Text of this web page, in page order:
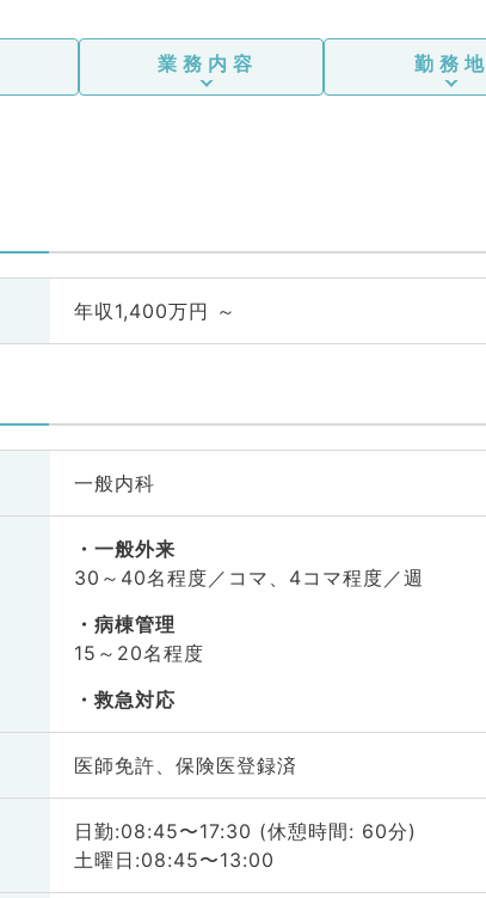
業務内容 勤務地
年収1,400万円 ～
一般内科
一般外来
30～40名程度／コマ、4コマ程度／週
病棟管理
15～20名程度
救急対応
医師免許、保険医登録済
日勤:08:45〜17:30 (休憩時間: 60分)
土曜日:08:45〜13:00